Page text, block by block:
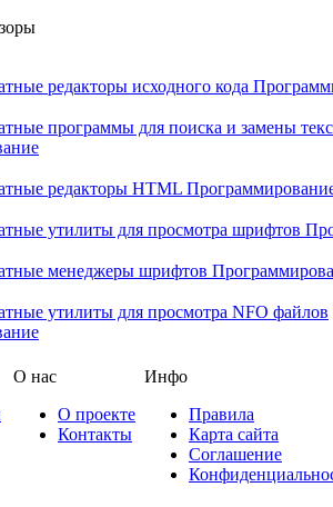
редакторы исходного кода
программы для поиска и замены
редакторы HTML
утилиты для просмотра шрифтов
менеджеры шрифтов
утилиты для просмотра NFO файлов
О нас
О проекте
Контакты
Инфо
Правила
Карта сайта
Соглашение